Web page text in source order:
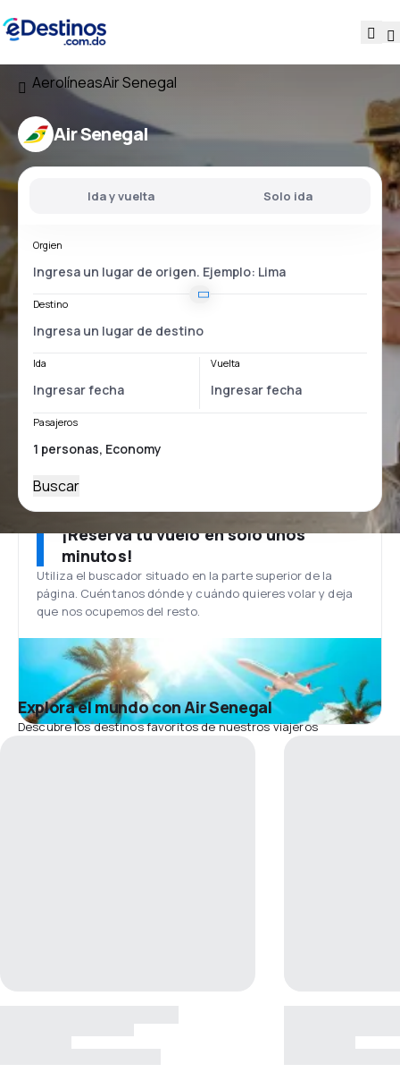
AerolíneasAir Senegal
Air Senegal
Ida y vuelta Solo ida
Orgien
Destino
Ida Vuelta
Pasajeros
Buscar
¡Reserva tu vuelo en solo unos
minutos!
Utiliza el buscador situado en la parte superior de la
página. Cuéntanos dónde y cuándo quieres volar y deja
que nos ocupemos del resto.
Explora el mundo con Air Senegal
Descubre los destinos favoritos de nuestros viajeros